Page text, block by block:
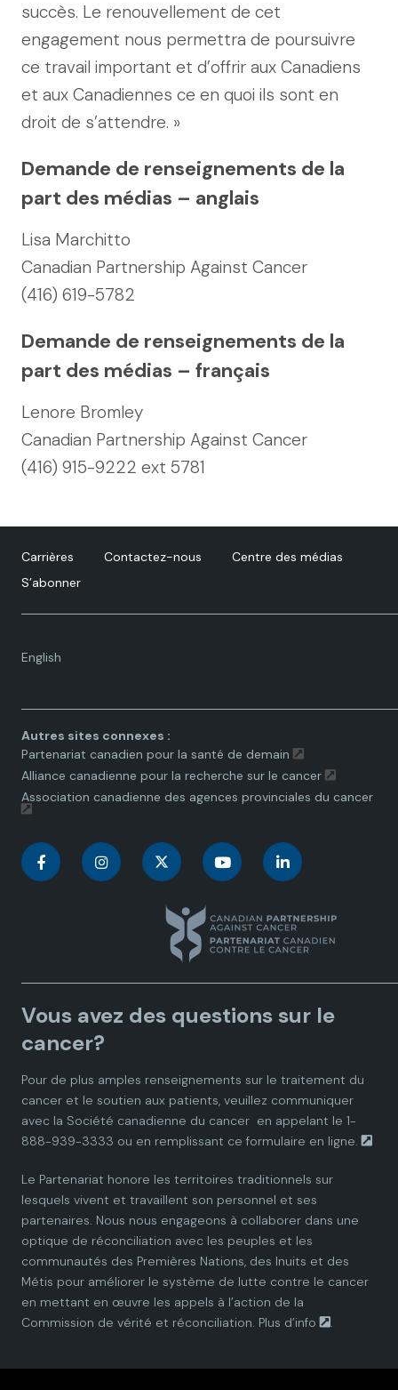
succès. Le renouvellement de cet
engagement nous permettra de poursuivre
ce travail important et d’offrir aux Canadiens
et aux Canadiennes ce en quoi ils sont en
droit de s’attendre. »
Demande de renseignements de la
part des médias – anglais
Lisa Marchitto
Canadian Partnership Against Cancer
(416) 619-5782
Demande de renseignements de la
part des médias – français
Lenore Bromley
Canadian Partnership Against Cancer
(416) 915-9222 ext 5781
Carrières Contactez-nous
Centre des médias
S’abonner
English
Language
Autres sites connexes :
Partenariat canadien pour la santé de demain
Alliance canadienne pour la recherche sur le cancer
Association canadienne des agences provinciales du cancer
C
a
d
a
n
P
a
r
t
C
a
d
a
n
P
a
r
t
n
a
d
a
n
P
a
r
t
C
n
a
d
a
n
P
a
r
t
C
n
a
d
a
n
P
a
r
t
Vous avez des questions sur le
cancer?
Pour de plus amples renseignements sur le traitement du
cancer et le soutien aux patients, veuillez communiquer
avec la Société canadienne du cancer en appelant le 1-
888-939-3333 ou en remplissant ce formulaire en ligne.
Le Partenariat honore les territoires traditionnels sur
lesquels vivent et travaillent son personnel et ses
partenaires. Nous nous engageons à collaborer dans une
optique de réconciliation avec les peuples et les
communautés des Premières Nations, des Inuits et des
Métis pour améliorer le système de lutte contre le cancer
en mettant en œuvre les appels à l’action de la
Commission de vérité et réconciliation. Plus d’info .